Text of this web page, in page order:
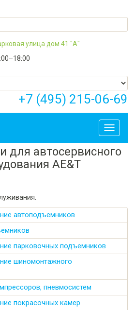
улица дом 41 "А"
+7 (495) 215-06-69
Toggle
для автосервисного
AE&T
автоподъемников
парковочных подъемников
шиномонтажного
пневмосистем
покрасочных камер